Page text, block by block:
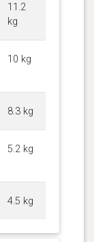
11.2
kg
10 kg
8.3 kg
5.2 kg
4.5 kg